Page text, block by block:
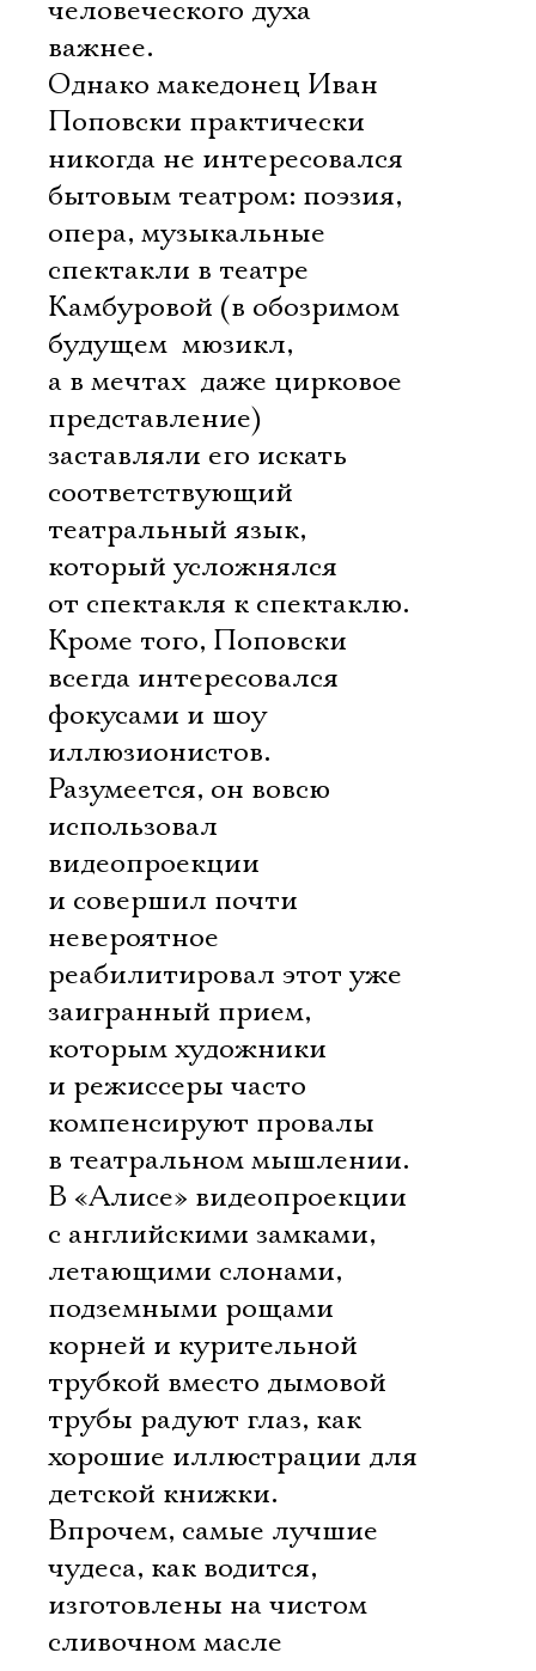
человеческого духа
важнее.
Однако македонец Иван
Поповски практически
никогда не интересовался
бытовым театром: поэзия,
опера, музыкальные
спектакли в театре
Камбуровой (в обозримом
будущем  мюзикл,
а в мечтах  даже цирковое
представление)
заставляли его искать
соответствующий
театральный язык,
который усложнялся
от спектакля к спектаклю.
Кроме того, Поповски
всегда интересовался
фокусами и шоу
иллюзионистов.
Разумеется, он вовсю
использовал
видеопроекции
и совершил почти
невероятное 
реабилитировал этот уже
заигранный прием,
которым художники
и режиссеры часто
компенсируют провалы
в театральном мышлении.
В «Алисе» видеопроекции
с английскими замками,
летающими слонами,
подземными рощами
корней и курительной
трубкой вместо дымовой
трубы радуют глаз, как
хорошие иллюстрации для
детской книжки.
Впрочем, самые лучшие
чудеса, как водится,
изготовлены на чистом
сливочном масле